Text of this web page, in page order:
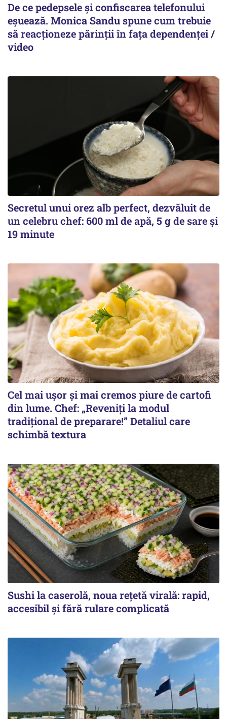
De ce pedepsele și confiscarea telefonului
eșuează. Monica Sandu spune cum trebuie
să reacționeze părinții în fața dependenței /
video
Secretul unui orez alb perfect, dezvăluit de
un celebru chef: 600 ml de apă, 5 g de sare și
19 minute
Cel mai ușor și mai cremos piure de cartofi
din lume. Chef: „Reveniți la modul
tradițional de preparare!” Detaliul care
schimbă textura
Sushi la caserolă, noua rețetă virală: rapid,
accesibil și fără rulare complicată